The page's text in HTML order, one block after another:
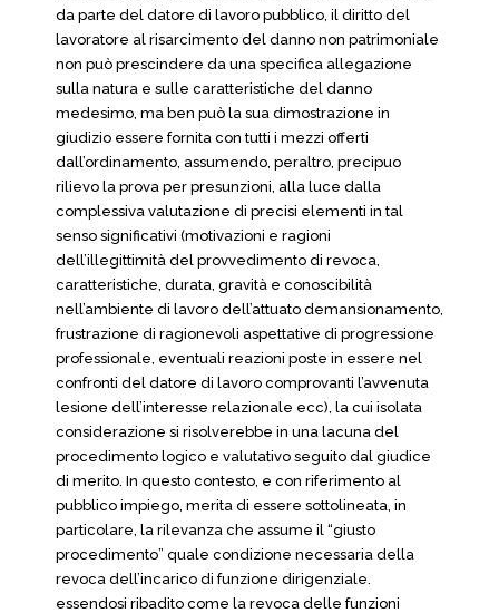
da parte del datore di lavoro pubblico, il diritto del
lavoratore al risarcimento del danno non patrimoniale
non può prescindere da una specifica allegazione
sulla natura e sulle caratteristiche del danno
medesimo, ma ben può la sua dimostrazione in
giudizio essere fornita con tutti i mezzi offerti
dall’ordinamento, assumendo, peraltro, precipuo
rilievo la prova per presunzioni, alla luce dalla
complessiva valutazione di precisi elementi in tal
senso significativi (motivazioni e ragioni
dell’illegittimità del provvedimento di revoca,
caratteristiche, durata, gravità e conoscibilità
nell’ambiente di lavoro dell’attuato demansionamento,
frustrazione di ragionevoli aspettative di progressione
professionale, eventuali reazioni poste in essere nel
confronti del datore di lavoro comprovanti l’avvenuta
lesione dell’interesse relazionale ecc), la cui isolata
considerazione si risolverebbe in una lacuna del
procedimento logico e valutativo seguito dal giudice
di merito. In questo contesto, e con riferimento al
pubblico impiego, merita di essere sottolineata, in
particolare, la rilevanza che assume il “giusto
procedimento” quale condizione necessaria della
revoca dell’incarico di funzione dirigenziale.
essendosi ribadito come la revoca delle funzioni